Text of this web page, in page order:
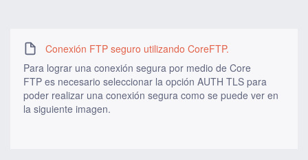
Conexión FTP seguro utilizando CoreFTP.
Para lograr una conexión segura por medio de Core
FTP es necesario seleccionar la opción AUTH TLS para
poder realizar una conexión segura como se puede ver en
la siguiente imagen.